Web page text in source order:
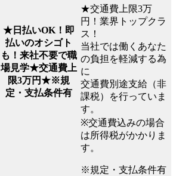
★日払いOK！即
払いのオシゴト
も！来社不要で職
場見学★交通費上
限3万円★※規
定・支払条件有
★交通費上限3万
円！業界トップクラ
ス！
当社では働くあなた
の負担を軽減する為
に
交通費別途支給（非
課税）を行っていま
す。
※交通費込みの場合
は所得税がかかりま
す。
※規定・支払条件有